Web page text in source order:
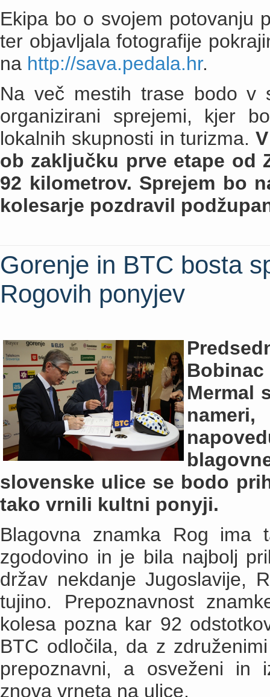
Ekipa bo o svojem potovanju
ter objavljala fotografije
na http://sava.pedala.hr.
Na več mestih trase bodo v
organizirani sprejemi, kjer
lokalnih skupnosti in turizma.
ob zaključku prve etape od
92 kilometrov. Sprejem bo
kolesarje pozdravil
Gorenje in BTC bosta
Rogovih ponyjev
Mermal
slovenske ulice se bodo
tako vrnili kultni ponyji.
Blagovna znamka Rog ima
zgodovino in je bila najbolj
držav nekdanje Jugoslavije,
tujino. Prepoznavnost
kolesa pozna kar 92
BTC odločila, da z
prepoznavni, a osveženi in
znova vrneta na ulice.